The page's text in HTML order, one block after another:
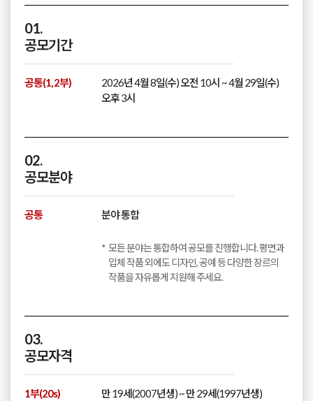
01.
공모기간
공통(1, 2부)
2026년 4월 8일(수) 오전 10시 ~ 4월 29일(수)
오후 3시
02.
공모분야
공통 분야 통합
모든 분야는 통합하여 공모를 진행합니다. 평면과
입체 작품 외에도 디자인, 공예 등 다양한 장르의
작품을 자유롭게 지원해 주세요.
03.
공모자격
1부(20s)
만 19세(2007년생) ~ 만 29세(1997년생)